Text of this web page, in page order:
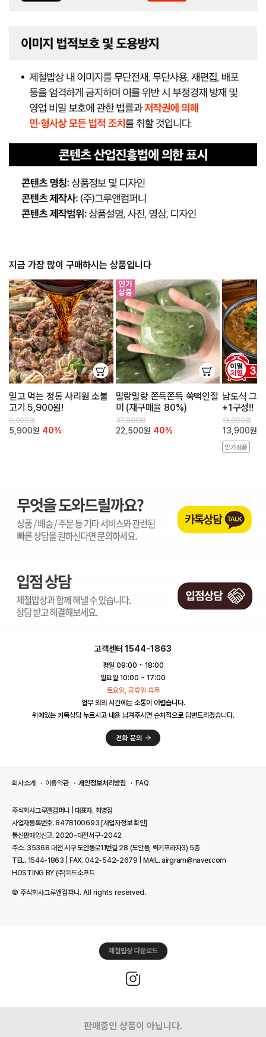
지금 가장 많이 구매하시는 상품입니다
믿고 먹는 정통 사리원 소불
고기 5,900원!
9,900원
5,900원 40%
말랑말랑 쫀득쫀득 쑥떡인절
미 (재구매율 80%)
37,800원
22,500원 40%
남도식 그
+1구성!!
16,900원
13,900원
인기상품
고객센터 1544-1863
평일 09:00 ~ 18:00
일요일 10:00 ~ 17:00
토요일, 공휴일 휴무
업무 외의 시간에는 소통이 어렵습니다.
위에있는 카톡상담 누르시고 내용 남겨주시면 순차적으로 답변드리겠습니다.
회사소개 이용약관 개인정보처리방침 FAQ
주식회사그루앤컴퍼니 | 대표자. 최병점
사업자등록번호. 8478100693 [사업자정보 확인]
통신판매업신고. 2020-대전서구-2042
주소. 35368 대전 서구 도안동로11번길 28 (도안동, 럭키프라자3) 5층
TEL. 1544-1863 | FAX. 042-542-2679 | MAIL. airgram@naver.com
HOSTING BY (주)위드소프트
© 주식회사그루앤컴퍼니. All rights reserved.
제철밥상 다운로드
판매중인 상품이 아닙니다.